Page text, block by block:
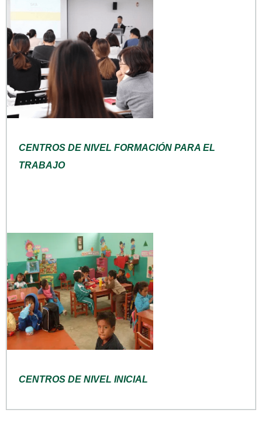
CENTROS DE NIVEL FORMACIÓN PARA EL
TRABAJO
CENTROS DE NIVEL INICIAL